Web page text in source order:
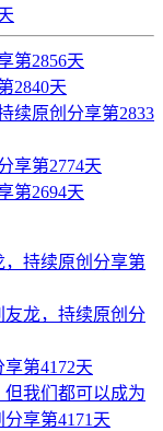
，持续原创分享第
友龙，持续原创分
第4172天
但我们都可以成为
享第4171天